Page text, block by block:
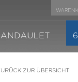
ZUR ÜBERSICHT